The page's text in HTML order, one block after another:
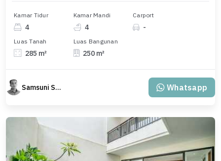
Kamar Tidur
4
Kamar Mandi
4
Carport
-
Luas Tanah
285 m²
Luas Bangunan
250 m²
Samsuni Samsuni Whatsapp